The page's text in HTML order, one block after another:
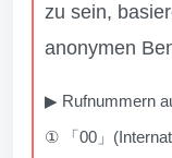
zu sein,
anonymen
▶ Rufnummern
① 「00」